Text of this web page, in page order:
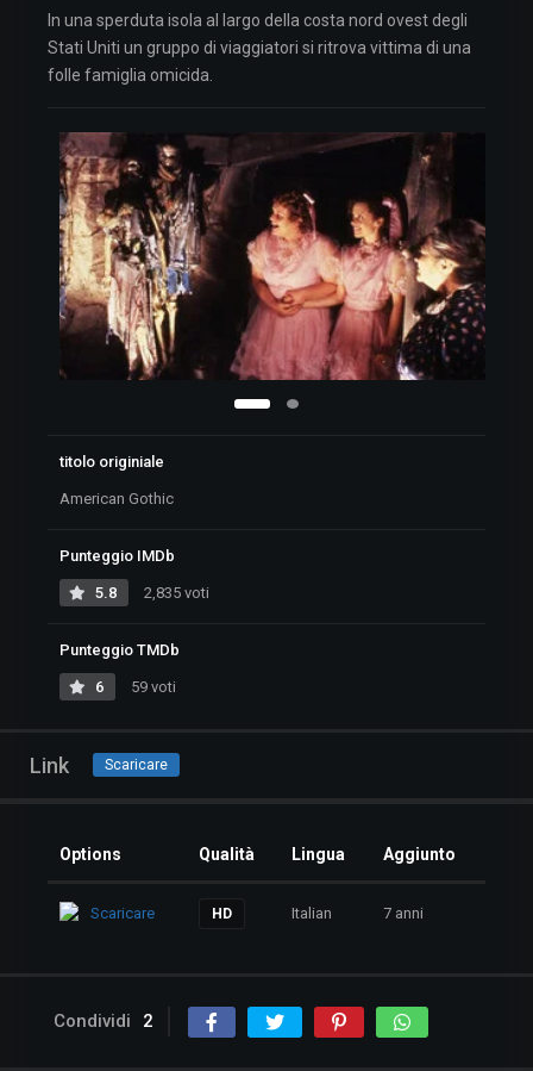
In una sperduta isola al largo della costa nord ovest degli
Stati Uniti un gruppo di viaggiatori si ritrova vittima di una
folle famiglia omicida.
titolo originiale
American Gothic
Punteggio IMDb
5.8 2,835 voti
Punteggio TMDb
6 59 voti
Link Scaricare
Options Qualità Lingua Aggiunto
Scaricare HD Italian 7 anni
Condividi 2